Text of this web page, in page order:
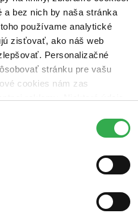
a bez nich by naša stránka
používame analytické
zisťovať, ako náš web
Personalizačné
stránku pre vašu
cookies nám zas
tieto cookies. Ďakujeme!